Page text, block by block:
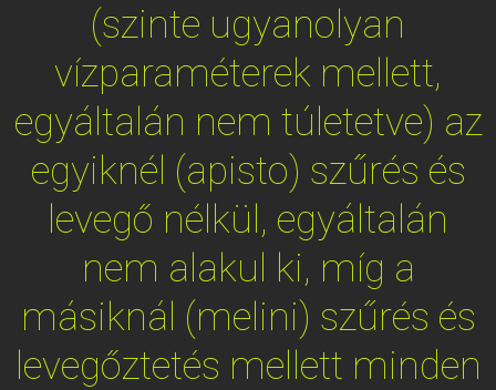
(szinte ugyanolyan
vízparaméterek mellett,
egyáltalán nem túletetve) az
egyiknél (apisto) szűrés és
levegő nélkül, egyáltalán
nem alakul ki, míg a
másiknál (melini) szűrés és
levegőztetés mellett minden